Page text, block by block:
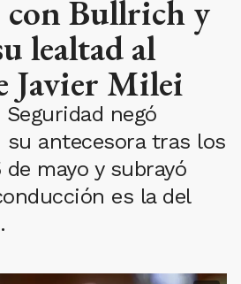
con Bullrich y
lealtad al
Javier Milei
negó
su antecesora tras los
mayo y subrayó
es la del